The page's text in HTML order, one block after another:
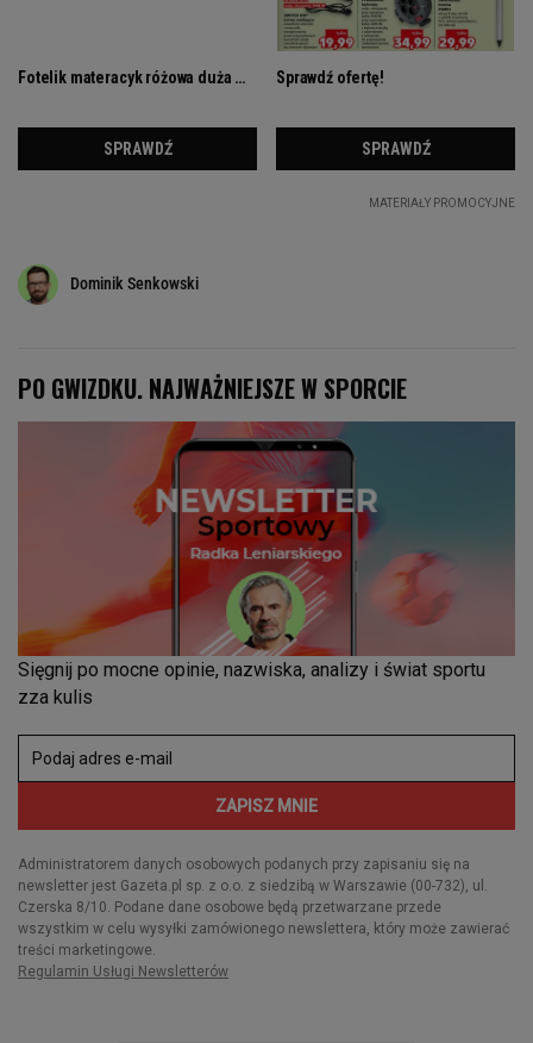
Dominik Senkowski